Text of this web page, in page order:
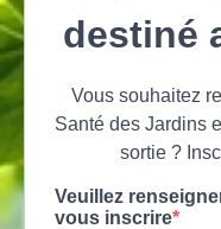
destiné
Vous souhaitez
Santé des Jardins
sortie ?
Veuillez
vous inscrire